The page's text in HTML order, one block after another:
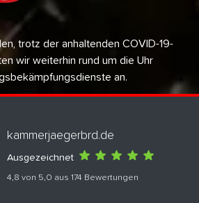
trotz der anhaltenden COVID-19-
wir weiterhin rund um die Uhr
an.
kammerjaegerbrd.de
Ausgezeichnet
4,8 von 5,0 aus 174 Bewertungen